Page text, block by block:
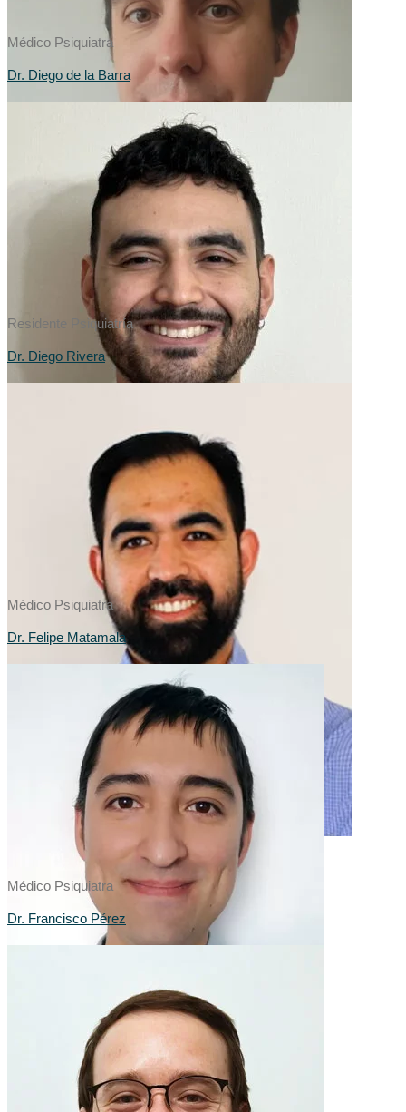
Médico Psiquiatra
Dr. Diego de la Barra
Residente Psiquiatría
Dr. Diego Rivera
Médico Psiquiatra
Dr. Felipe Matamala
Médico Psiquiatra
Dr. Francisco Pérez